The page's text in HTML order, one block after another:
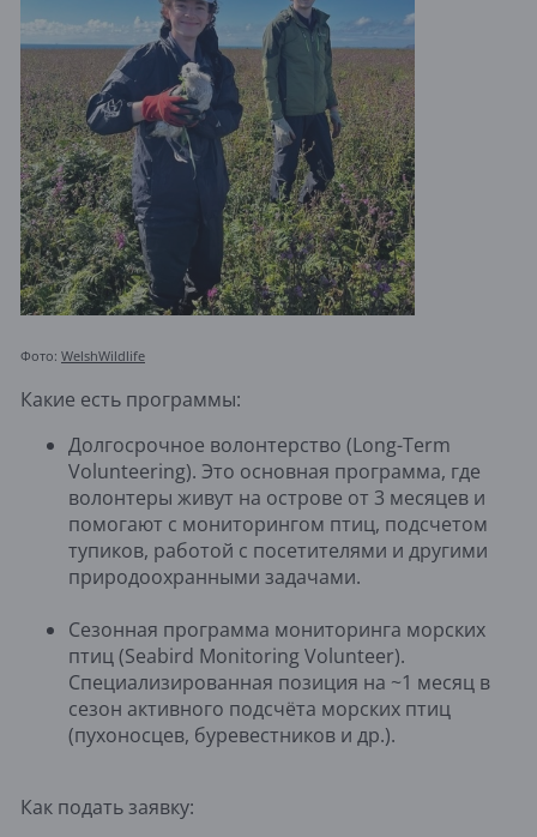
Фото: WelshWildlife
Какие есть программы:
Долгосрочное волонтерство (Long-Term
Volunteering). Это основная программа, где
волонтеры живут на острове от 3 месяцев и
помогают с мониторингом птиц, подсчетом
тупиков, работой с посетителями и другими
природоохранными задачами.
Сезонная программа мониторинга морских
птиц (Seabird Monitoring Volunteer).
Специализированная позиция на ~1 месяц в
сезон активного подсчёта морских птиц
(пухоносцев, буревестников и др.).
Как подать заявку: